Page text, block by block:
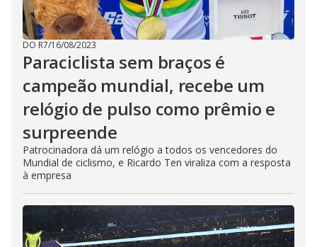
DO R7/16/08/2023
Paraciclista sem braços é
campeão mundial, recebe um
relógio de pulso como prêmio e
surpreende
Patrocinadora dá um relógio a todos os vencedores do
Mundial de ciclismo, e Ricardo Ten viraliza com a resposta
à empresa